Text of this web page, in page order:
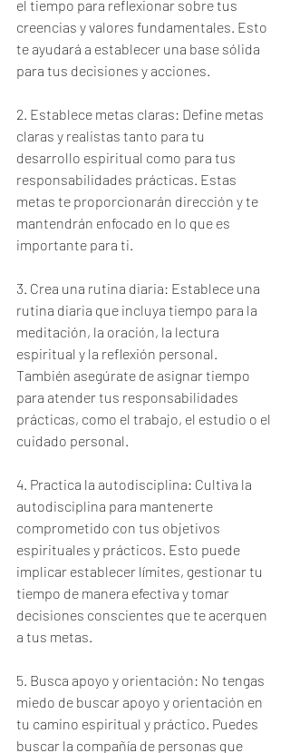
el tiempo para reflexionar sobre tus
creencias y valores fundamentales. Esto
te ayudará a establecer una base sólida
para tus decisiones y acciones.
2. Establece metas claras: Define metas
claras y realistas tanto para tu
desarrollo espiritual como para tus
responsabilidades prácticas. Estas
metas te proporcionarán dirección y te
mantendrán enfocado en lo que es
importante para ti.
3. Crea una rutina diaria: Establece una
rutina diaria que incluya tiempo para la
meditación, la oración, la lectura
espiritual y la reflexión personal.
También asegúrate de asignar tiempo
para atender tus responsabilidades
prácticas, como el trabajo, el estudio o el
cuidado personal.
4. Practica la autodisciplina: Cultiva la
autodisciplina para mantenerte
comprometido con tus objetivos
espirituales y prácticos. Esto puede
implicar establecer límites, gestionar tu
tiempo de manera efectiva y tomar
decisiones conscientes que te acerquen
a tus metas.
5. Busca apoyo y orientación: No tengas
miedo de buscar apoyo y orientación en
tu camino espiritual y práctico. Puedes
buscar la compañía de personas que